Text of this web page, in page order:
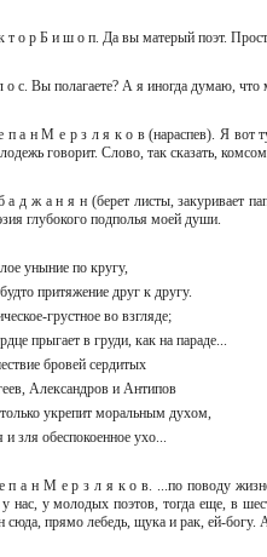
т о р Б и ш о п. Да вы матерый поэт.
о с. Вы полагаете? А я иногда думаю, что
п а н М е р з л я к о в (нараспев). Я вот
говорит. Слово, так сказать,
а д ж а н я н (берет листы, закуривает
глубокого подполья моей души.
уныние по кругу,
притяжение друг к другу.
грустное во взгляде;
прыгает в груди, как на параде...
бровей сердитых
Александров и Антипов
укрепит моральным духом,
и зля обеспокоенное ухо...
п а н М е р з л я к о в. ...по поводу
нас, у молодых поэтов, тогда еще, в
сюда, прямо лебедь, щука и рак, ей-богу.